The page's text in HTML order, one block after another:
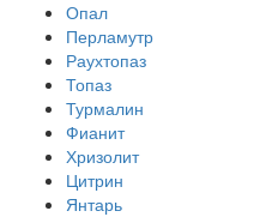
Опал
Перламутр
Раухтопаз
Топаз
Турмалин
Фианит
Хризолит
Цитрин
Янтарь